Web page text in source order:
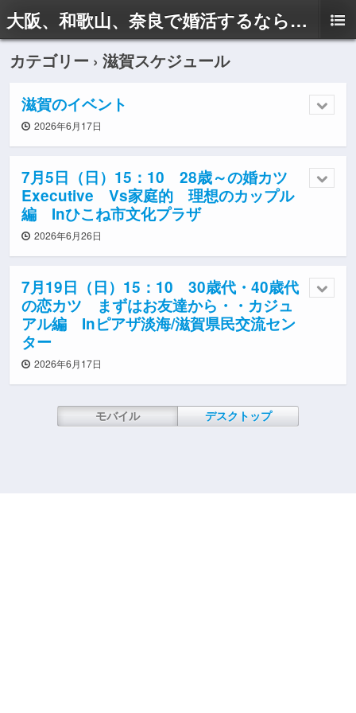
大阪、和歌山、奈良で婚活するならドリームサポートAyaへ
カテゴリー › 滋賀スケジュール
滋賀のイベント
2026年6月17日
7月5日（日）15：10 28歳～の婚カツ
Executive Vs家庭的 理想のカップル
編 Inひこね市文化プラザ
2026年6月26日
7月19日（日）15：10 30歳代・40歳代
の恋カツ まずはお友達から・・カジュ
アル編 Inピアザ淡海/滋賀県民交流セン
ター
2026年6月17日
モバイル デスクトップ